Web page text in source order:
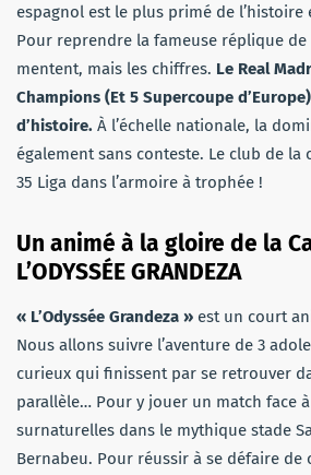
espagnol est le plus primé de l’histoire
Pour reprendre la fameuse réplique de
mentent, mais les chiffres. Le Real
Champions (Et 5 Supercoupe
d’histoire. À l’échelle nationale, la
également sans conteste. Le club de la
35 Liga dans l’armoire à trophée !
Un animé à la gloire de la
L’ODYSSÉE GRANDEZA
« L’Odyssée Grandeza » est un court
Nous allons suivre l’aventure de 3
curieux qui finissent par se retrouver
parallèle… Pour y jouer un match face
surnaturelles dans le mythique stade
Bernabeu. Pour réussir à se défaire de